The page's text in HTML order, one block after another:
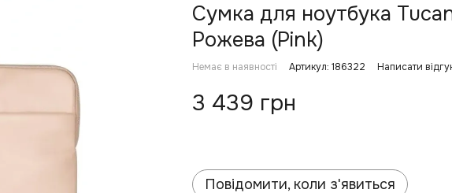
Сумка для ноутбука
Рожева (Pink)
Немає в наявності Артикул: 186322 Написати
3 439 грн
Повідомити, коли з'явиться